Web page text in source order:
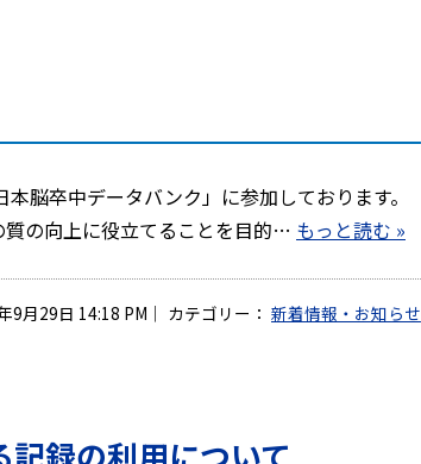
脳卒中データバンク」に参加しております。
の向上に役立てることを目的… もっと読む »
9月29日 14:18 PM ｜ カテゴリー： 新着情報・お知らせ
録の利用について